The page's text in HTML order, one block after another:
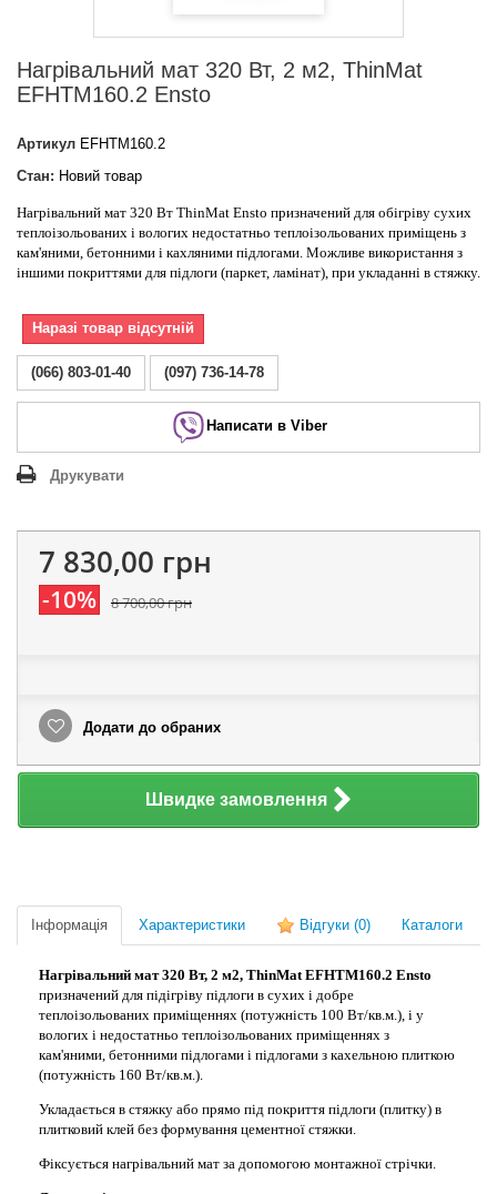
Нагрівальний мат 320 Вт, 2 м2, ThinMat
EFHTM160.2 Ensto
Артикул EFHTM160.2
Стан: Новий товар
Нагрівальний мат 320 Вт ThinMat Ensto призначений для обігріву сухих
теплоізольованих і вологих недостатньо теплоізольованих приміщень з
кам'яними, бетонними і кахляними підлогами. Можливе використання з
іншими покриттями для підлоги (паркет, ламінат), при укладанні в стяжку.
Наразі товар відсутній
(066) 803-01-40 (097) 736-14-78
Написати в Viber
Друкувати
7 830,00 грн
-10% 8 700,00 грн
Додати до обраних
Швидке замовлення
Інформація Характеристики Відгуки (0) Каталоги
Нагрівальний мат 320 Вт, 2 м2, ThinMat EFHTM160.2 Ensto
призначений для підігріву підлоги в сухих і добре
теплоізольованих приміщеннях (потужність 100 Вт/кв.м.), і у
вологих і недостатньо теплоізольованих приміщеннях з
кам'яними, бетонними підлогами і підлогами з кахельною плиткою
(потужність 160 Вт/кв.м.).
Укладається в стяжку або прямо під покриття підлоги (плитку) в
плитковий клей без формування цементної стяжки.
Фіксується нагрівальний мат за допомогою монтажної стрічки.